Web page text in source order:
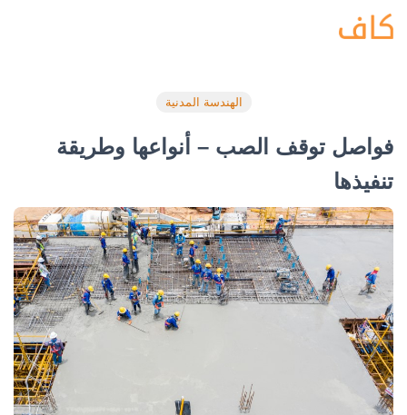
الهندسة المدنية
فواصل توقف الصب – أنواعها وطريقة
تنفيذها